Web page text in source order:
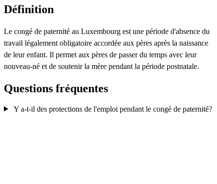
Définition
Le congé de paternité au Luxembourg est une période d'absence du
travail légalement obligatoire accordée aux pères après la naissance
de leur enfant. Il permet aux pères de passer du temps avec leur
nouveau-né et de soutenir la mère pendant la période postnatale.
Questions fréquentes
Y a-t-il des protections de l'emploi pendant le congé de paternité?